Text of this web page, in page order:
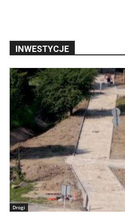
INWESTYCJE
Drogi